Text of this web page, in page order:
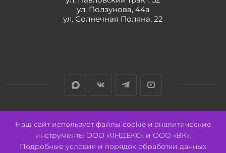
ул. Ползунова, 44а
ул. Солнечная Поляна, 22
Разработано:Авалон
Наш сайт использует файлы cookie и аналитические
инструменты ООО «ЯНДЕКС» и ООО «ВК».
Подробные условия и порядок обработки данных